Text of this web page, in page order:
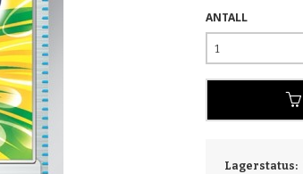
ANTALL
Lagerstatus: